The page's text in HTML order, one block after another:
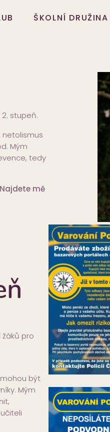
ŠKOLNÍ DRUŽINA
stupeň.
netolismus
Mým
tedy
Najdete mě
pro
být
Mým